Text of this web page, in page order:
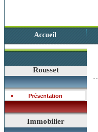
Accueil
Rousset
Présentation
Immobilier